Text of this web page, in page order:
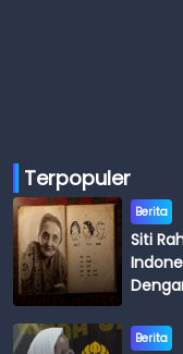
Terpopuler
Berita
Siti
Berita